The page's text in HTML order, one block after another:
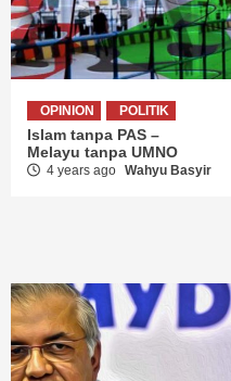
OPINION POLITIK
Islam tanpa PAS –
Melayu tanpa UMNO
4 years ago Wahyu Basyir